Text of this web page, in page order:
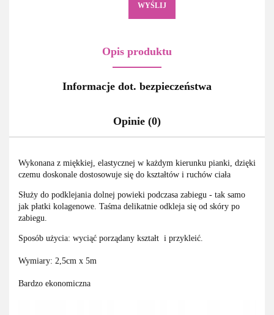
WYŚLIJ
Opis produktu
Informacje dot. bezpieczeństwa
Opinie (0)
Wykonana z miękkiej, elastycznej w każdym kierunku pianki, dzięki
czemu doskonale dostosowuje się do kształtów i ruchów ciała
Służy do podklejania dolnej powieki podczasa zabiegu - tak samo
jak płatki kolagenowe. Taśma delikatnie odkleja się od skóry po
zabiegu.
Sposób użycia: wyciąć porządany kształt i przykleić.
Wymiary: 2,5cm x 5m
Bardzo ekonomiczna